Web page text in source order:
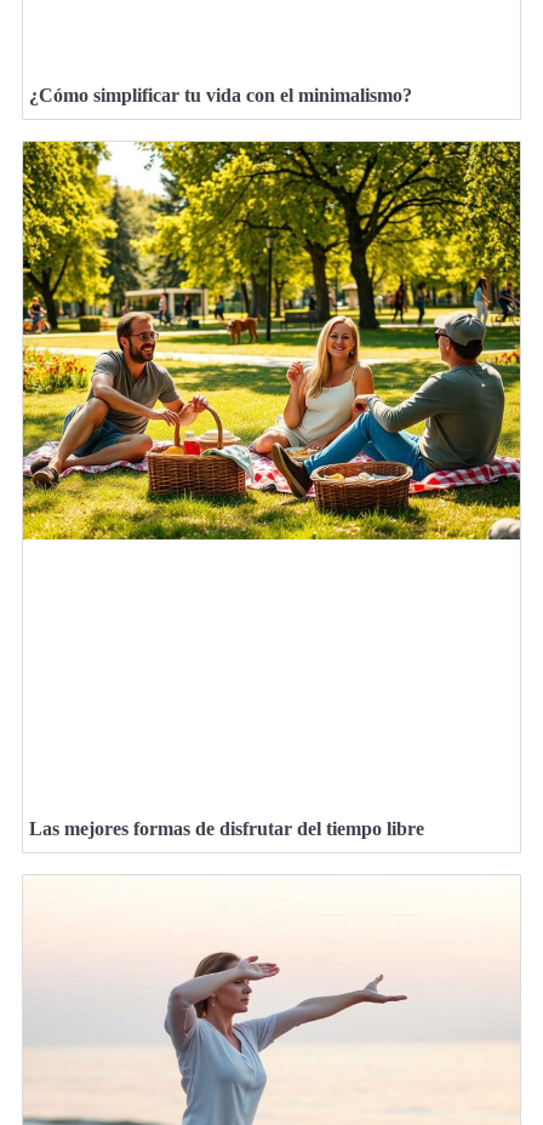
¿Cómo simplificar tu vida con el minimalismo?
Las mejores formas de disfrutar del tiempo libre